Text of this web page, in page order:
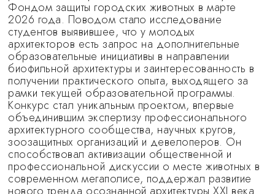
Фондом защиты городских животных в марте
2026 года. Поводом стало исследование
студентов выявившее, что у молодых
архитекторов есть запрос на дополнительные
образовательные инициативы в направлении
биофильной архитектуры и заинтересованность в
получении практического опыта, выходящего за
рамки текущей образовательной программы.
Конкурс стал уникальным проектом, впервые
объединившим экспертизу профессионального
архитектурного сообщества, научных кругов,
зоозащитных организаций и девелоперов. Он
способствовал активизации общественной и
профессиональной дискуссии о месте животных в
современном мегаполисе, поддержал развитие